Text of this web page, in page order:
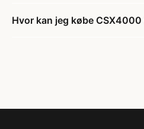
Hvor kan jeg købe